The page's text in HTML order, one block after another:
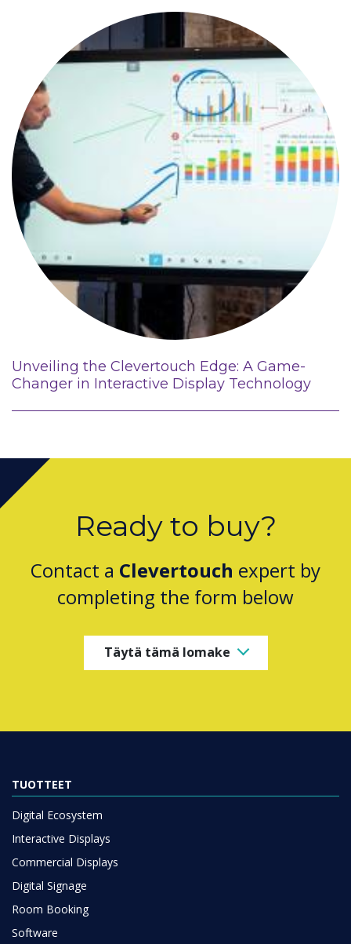
Unveiling the Clevertouch Edge: A Game-
Changer in Interactive Display Technology
Ready to buy?
Contact a Clevertouch expert by
completing the form below
Täytä tämä lomake
TUOTTEET
Digital Ecosystem
Interactive Displays
Commercial Displays
Digital Signage
Room Booking
Software